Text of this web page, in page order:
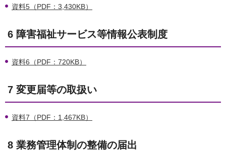
資料5（PDF：3,430KB）
6 障害福祉サービス等情報公表制度
資料6（PDF：720KB）
7 変更届等の取扱い
資料7（PDF：1,467KB）
8 業務管理体制の整備の届出